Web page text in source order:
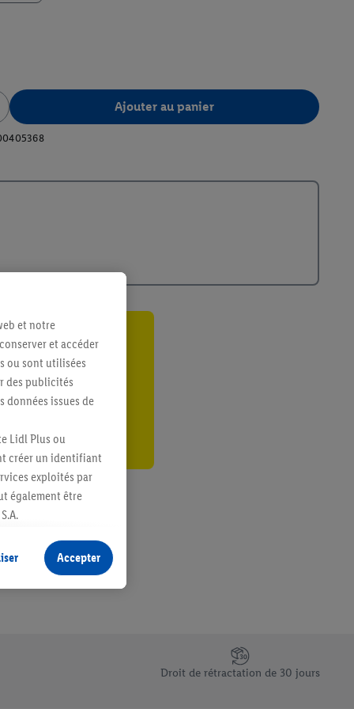
Ajouter au panier
Droit de rétractation de 30 jours
et notre
et accéder
ou sont utilisées
des publicités
données issues de
Lidl Plus ou
créer un identifiant
exploités par
également être
sans procéder à
terminaux ou
échéant, d’autres
En cliquant sur
de plus amples
Accepter